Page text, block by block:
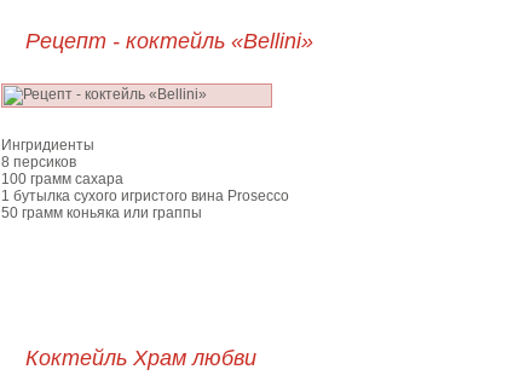
Рецепт - коктейль «Bellini»
Ингридиенты
8 персиков
100 грамм сахара
1 бутылка сухого игристого вина Prosecco
50 грамм коньяка или граппы
Коктейль Храм любви